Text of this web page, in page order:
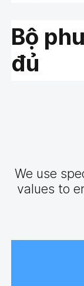
Bộ
đủ
We use
values to